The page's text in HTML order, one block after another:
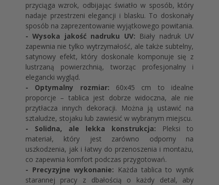
przyciąga wzrok, odbijając światło w sposób, który
nadaje przestrzeni elegancji i blasku. To doskonały
sposób na zaprezentowanie wyjątkowego powitania.
- Wysoka jakość nadruku UV: Biały nadruk UV
zapewnia nie tylko wytrzymałość, ale także subtelny,
satynowy efekt, który doskonale komponuje się z
lustrzaną powierzchnią, tworząc profesjonalny i
elegancki wygląd.
- Optymalny rozmiar: 60x45 cm to idealne
proporcje – tablica jest dobrze widoczna, ale nie
przytłacza innych dekoracji. Można ją ustawić na
sztaludze, stojaku lub zawiesić w wybranym miejscu.
- Solidna, ale lekka konstrukcja: Pleksi to
materiał, który jest zarówno odporny na
uszkodzenia, jak i łatwy do przenoszenia i montażu,
co zapewnia komfort podczas przygotowań.
- Precyzyjne wykonanie: Każda tablica to wynik
starannej pracy z dbałością o każdy detal, aby